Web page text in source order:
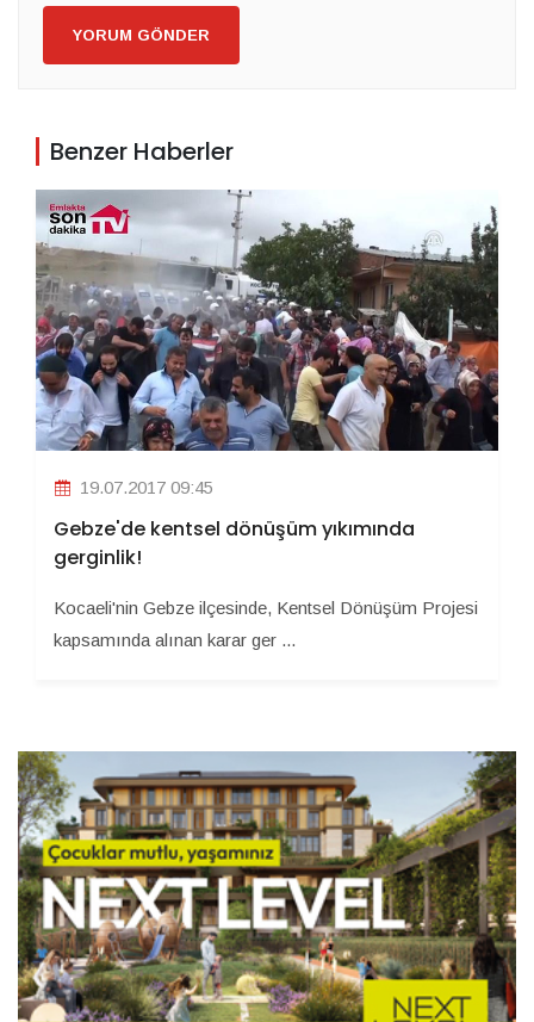
YORUM GÖNDER
Benzer Haberler
19.07.2017 09:45
Gebze'de kentsel dönüşüm yıkımında
gerginlik!
Kocaeli'nin Gebze ilçesinde, Kentsel Dönüşüm Projesi
kapsamında alınan karar ger ...